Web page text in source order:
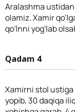
Aralashma
olamiz. Xamir
qo'lnni yog'lab
Qadam 4
Xamirni stol
yopib, 30 daqiqa